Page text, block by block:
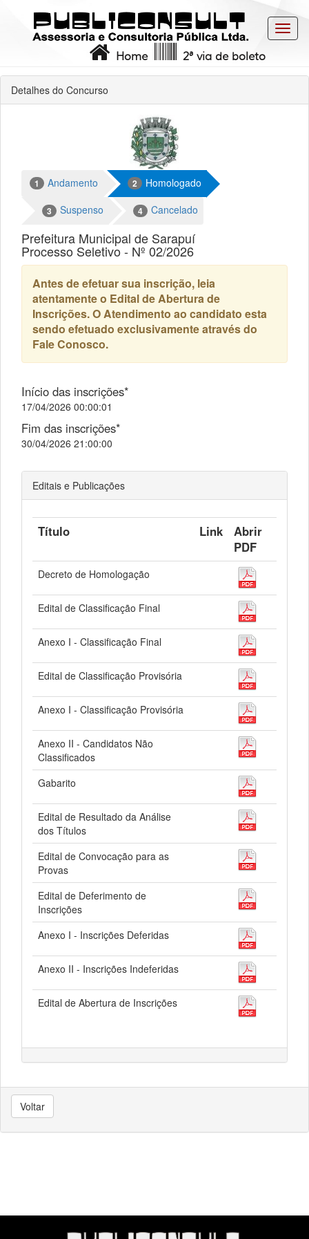
2ª via de boleto
Home
Detalhes do Concurso
1 Andamento 2 Homologado
3 Suspenso 4 Cancelado
Prefeitura Municipal de Sarapuí
Processo Seletivo - Nº 02/2026
Antes de efetuar sua inscrição, leia
atentamente o Edital de Abertura de
Inscrições. O Atendimento ao candidato esta
sendo efetuado exclusivamente através do
Fale Conosco.
Início das inscrições*
17/04/2026 00:00:01
Fim das inscrições*
30/04/2026 21:00:00
Editais e Publicações
Título Link
Abrir
PDF
Decreto de Homologação
Edital de Classificação Final
Anexo I - Classificação Final
Edital de Classificação Provisória
Anexo I - Classificação Provisória
Anexo II - Candidatos Não
Classificados
Gabarito
Edital de Resultado da Análise
dos Títulos
Edital de Convocação para as
Provas
Edital de Deferimento de
Inscrições
Anexo I - Inscrições Deferidas
Anexo II - Inscrições Indeferidas
Edital de Abertura de Inscrições
Voltar